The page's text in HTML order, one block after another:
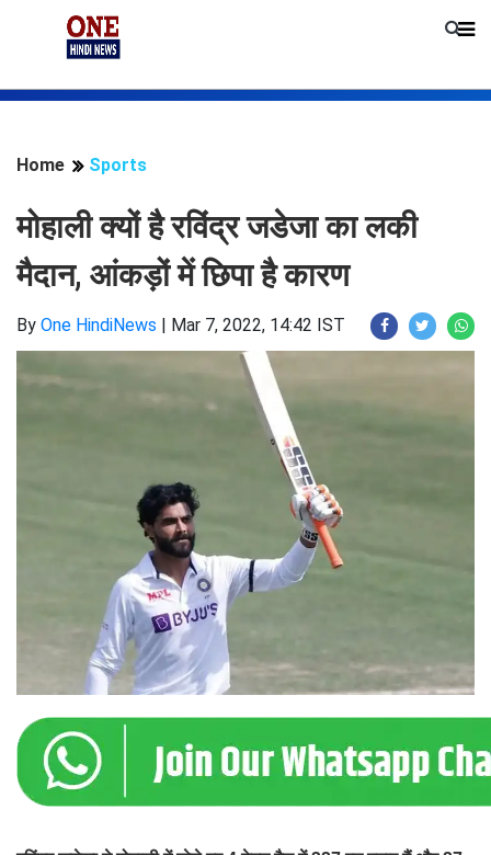
Home Sports
मोहाली क्यों है रविंद्र जडेजा का लकी
मैदान, आंकड़ों में छिपा है कारण
By One HindiNews | Mar 7, 2022, 14:42 IST